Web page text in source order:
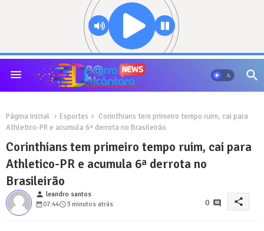
Página inicial Esportes
Corinthians tem primeiro tempo ruim, cai para
Athletico-PR e acumula 6ª derrota no Brasileirão
Corinthians tem primeiro tempo ruim, cai para
Athletico-PR e acumula 6ª derrota no
Brasileirão
person leandro santos
07:44
3 minutos atrás 0 share